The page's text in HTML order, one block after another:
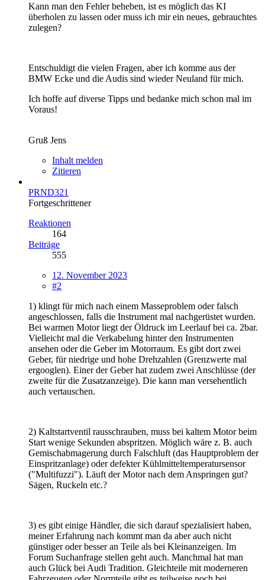
Kann man den Fehler beheben, ist es möglich das KI
überholen zu lassen oder muss ich mir ein neues, gebrauchtes
zulegen?
Entschuldigt die vielen Fragen, aber ich komme aus der
BMW Ecke und die Audis sind wieder Neuland für mich.
Ich hoffe auf diverse Tipps und bedanke mich schon mal im
Voraus!
Gruß Jens
Inhalt melden
Zitieren
PRND321
Fortgeschrittener
Reaktionen
164
Beiträge
555
12. November 2023
#2
1) klingt für mich nach einem Masseproblem oder falsch
angeschlossen, falls die Instrument mal nachgerüstet wurden.
Bei warmen Motor liegt der Öldruck im Leerlauf bei ca. 2bar.
Vielleicht mal die Verkabelung hinter den Instrumenten
ansehen oder die Geber im Motorraum. Es gibt dort zwei
Geber, für niedrige und hohe Drehzahlen (Grenzwerte mal
ergooglen). Einer der Geber hat zudem zwei Anschlüsse (der
zweite für die Zusatzanzeige). Die kann man versehentlich
auch vertauschen.
2) Kaltstartventil rausschrauben, muss bei kaltem Motor beim
Start wenige Sekunden abspritzen. Möglich wäre z. B. auch
Gemischabmagerung durch Falschluft (das Hauptproblem der
Einspritzanlage) oder defekter Kühlmitteltemperatursensor
("Multifuzzi"). Läuft der Motor nach dem Anspringen gut?
Sägen, Ruckeln etc.?
3) es gibt einige Händler, die sich darauf spezialisiert haben,
meiner Erfahrung nach kommt man da aber auch nicht
günstiger oder besser an Teile als bei Kleinanzeigen. Im
Forum Suchanfrage stellen geht auch. Manchmal hat man
auch Glück bei Audi Tradition. Gleichteile mit moderneren